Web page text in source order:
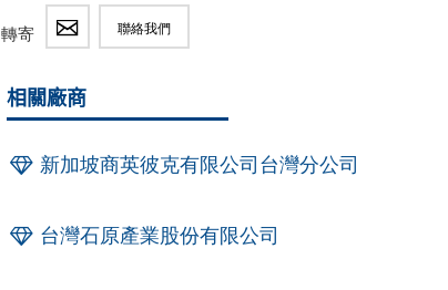
轉寄 聯絡我們
相關廠商
新加坡商英彼克有限公司台灣分公司
台灣石原產業股份有限公司